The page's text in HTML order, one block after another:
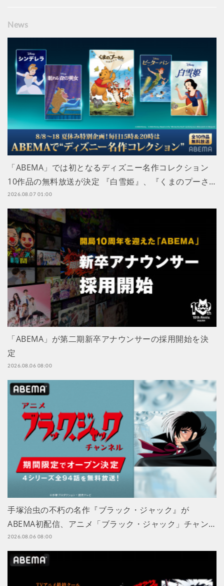
News
「ABEMA」では初となるディズニー名作コレクション
10作品の無料放送が決定 『白雪姫』、『くまのプーさ…
2026.08.07 01:00
「ABEMA」が第二期新卒アナウンサーの採用開始を決
定
2026.08.06 08:00
手塚治虫の不朽の名作『ブラック・ジャック』が
ABEMA初配信、アニメ「ブラック・ジャック」チャン…
2026.08.06 08:00